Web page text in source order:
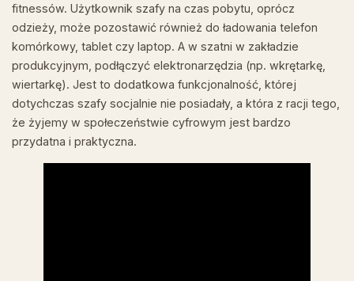
fitnessów. Użytkownik szafy na czas pobytu, oprócz
odzieży, może pozostawić również do ładowania telefon
komórkowy, tablet czy laptop. A w szatni w zakładzie
produkcyjnym, podłączyć elektronarzędzia (np. wkrętarkę,
wiertarkę). Jest to dodatkowa funkcjonalność, której
dotychczas szafy socjalnie nie posiadały, a która z racji tego,
że żyjemy w społeczeństwie cyfrowym jest bardzo
przydatna i praktyczna.